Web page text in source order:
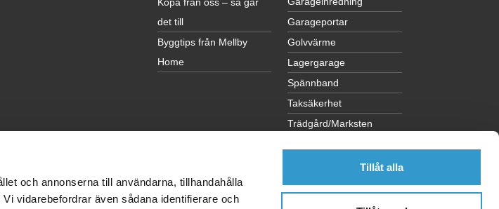
och annonserna till användarna, tillhandahålla
vidarebefordrar även sådana identifierare och
Tillåt alla
det till
Byggtips från Mellby
Home
Garageportar
Golvvärme
Lagergarage
Spännband
Taksäkerhet
Trädgård/Marksten